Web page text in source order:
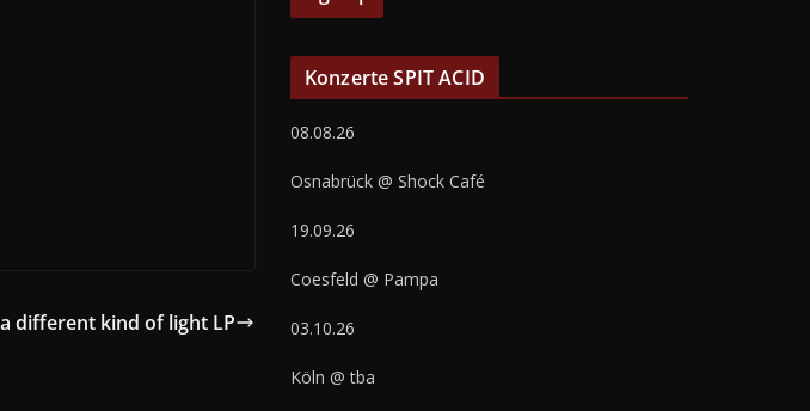
different kind of light LP
Konzerte SPIT ACID
08.08.26
Osnabrück @ Shock Café
19.09.26
Coesfeld @ Pampa
03.10.26
Köln @ tba